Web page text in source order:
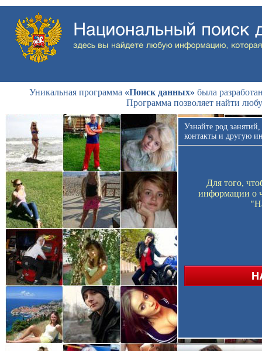
Уникальная программа «Поиск данных» была
Программа позволяет найти
Узнайте род
контакты и другую
Для того,
информации о